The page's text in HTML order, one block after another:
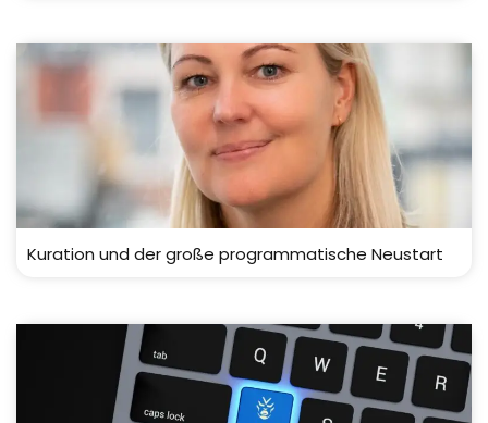
Kuration und der große programmatische Neustart